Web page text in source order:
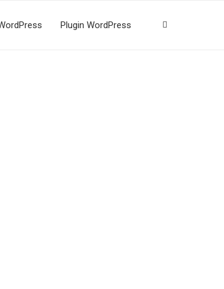
Plugin WordPress